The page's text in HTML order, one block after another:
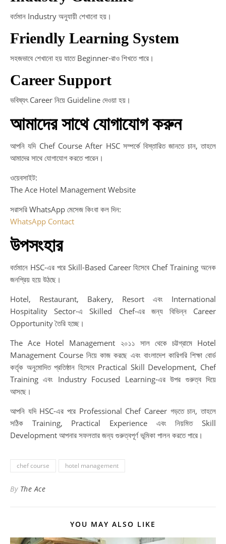
বর্তমান Industry অনুযায়ী শেখানো হয়।
Friendly Learning System
সহজভাবে শেখানো হয় যাতে Beginner-রাও শিখতে পারে।
Career Support
ভবিষ্যৎ Career নিয়ে Guideline দেওয়া হয়।
আমাদের সাথে যোগাযোগ করুন
আপনি যদি Chef Course After HSC সম্পর্কে বিস্তারিত জানতে চান, তাহলে
আমাদের সাথে যোগাযোগ করতে পারেন।
ওয়েবসাইট:
The Ace Hotel Management Website
সরাসরি WhatsApp মেসেজ কিংবা কল দিন:
WhatsApp Contact
উপসংহার
বর্তমানে HSC-এর পরে Skill-Based Career হিসেবে Chef Training অনেক
জনপ্রিয় হয়ে উঠছে।
Hotel, Restaurant, Bakery, Resort এবং International
Hospitality Sector-এ Skilled Chef-এর জন্য বিভিন্ন Career
Opportunity তৈরি হচ্ছে।
The Ace Hotel Management ২০১১ সাল থেকে চট্টগ্রামে Hotel
Management Course নিয়ে কাজ করছে এবং বাংলাদেশ কারিগরি শিক্ষা বোর্ড
কর্তৃক অনুমোদিত প্রতিষ্ঠান হিসেবে Practical Skill Development, Chef
Training এবং Industry Focused Learning-এর উপর গুরুত্ব দিয়ে
আসছে।
আপনি যদি HSC-এর পরে Professional Chef Career গড়তে চান, তাহলে
সঠিক Training, Practical Experience এবং নিয়মিত Skill
Development আপনার সফলতার জন্য গুরুত্বপূর্ণ ভূমিকা পালন করতে পারে।
chef course hotel management
By The Ace
YOU MAY ALSO LIKE